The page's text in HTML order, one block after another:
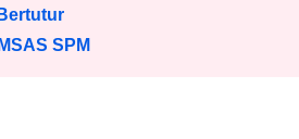
SPM